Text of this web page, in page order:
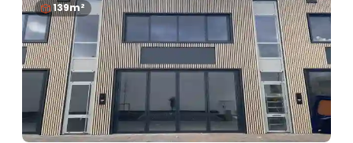
139m²